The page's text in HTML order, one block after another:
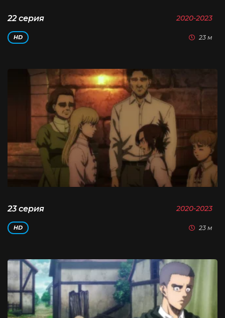
22 серия 2020-2023
HD 23 м
23 серия 2020-2023
HD 23 м